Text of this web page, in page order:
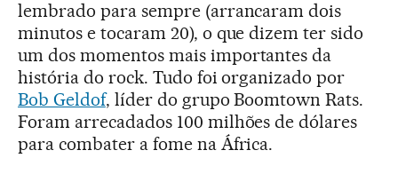
lembrado para sempre (arrancaram dois
minutos e tocaram 20), o que dizem ter sido
um dos momentos mais importantes da
história do rock. Tudo foi organizado por
Bob Geldof, líder do grupo Boomtown Rats.
Foram arrecadados 100 milhões de dólares
para combater a fome na África.